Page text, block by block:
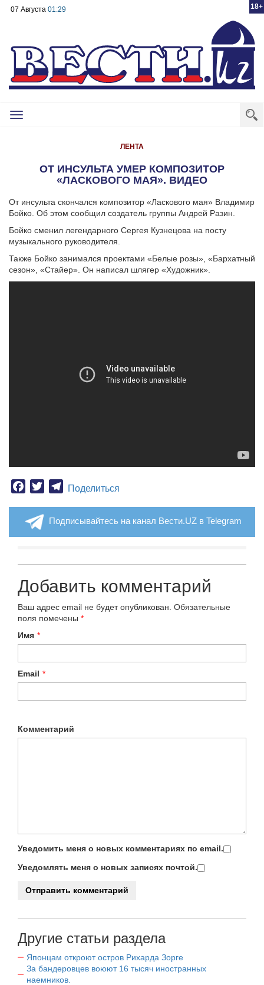
18+
07 Августа 01:29
Toggle
ЛЕНТА
ОТ ИНСУЛЬТА УМЕР КОМПОЗИТОР
«ЛАСКОВОГО МАЯ». ВИДЕО
От инсульта скончался композитор «Ласкового мая» Владимир
Бойко. Об этом сообщил создатель группы Андрей Разин.
Бойко сменил легендарного Сергея Кузнецова на посту
музыкального руководителя.
Также Бойко занимался проектами «Белые розы», «Бархатный
сезон», «Стайер». Он написал шлягер «Художник».
Facebook
TwitterTelegram
Поделиться
Подписывайтесь на канал Вести.UZ в Telegram
Добавить комментарий
Ваш адрес email не будет опубликован. Обязательные
поля помечены *
Имя *
Email *
Комментарий
Уведомить меня о новых комментариях по email.
Уведомлять меня о новых записях почтой.
Другие статьи раздела
Японцам откроют остров Рихарда Зорге
За бандеровцев воюют 16 тысяч иностранных
наемников.